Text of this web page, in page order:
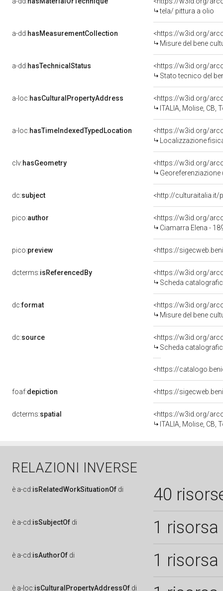
tela/ pittura a olio
a-dd:hasMeasurementCollection
<https://w3id.org/
Misure del bene
a-dd:hasTechnicalStatus
<https://w3id.org/
Stato tecnico del
a-loc:hasCulturalPropertyAddress
<https://w3id.org/
ITALIA, Molise, CB,
a-loc:hasTimeIndexedTypedLocation
<https://w3id.org/
Localizzazione
clv:hasGeometry
<https://w3id.org/
dc:subject <http://culturaitalia.it/
pico:author
<https://w3id.org/
Ciamarra Elena -
pico:preview <https://
dcterms:isReferencedBy
<https://w3id.org/
Scheda
dc:format
<https://w3id.org/
Misure del bene
dc:source
<https://w3id.org/
Scheda
<https://
foaf:depiction <https://
dcterms:spatial
<https://w3id.org/
ITALIA, Molise, CB,
RELAZIONI INVERSE
è a-cd:isRelatedWorkSituationOf di 40
è a-cd:isSubjectOf di 1 risorsa
è a-cd:isAuthorOf di 1 risorsa
è a-loc:isCulturalPropertyAddressOf di